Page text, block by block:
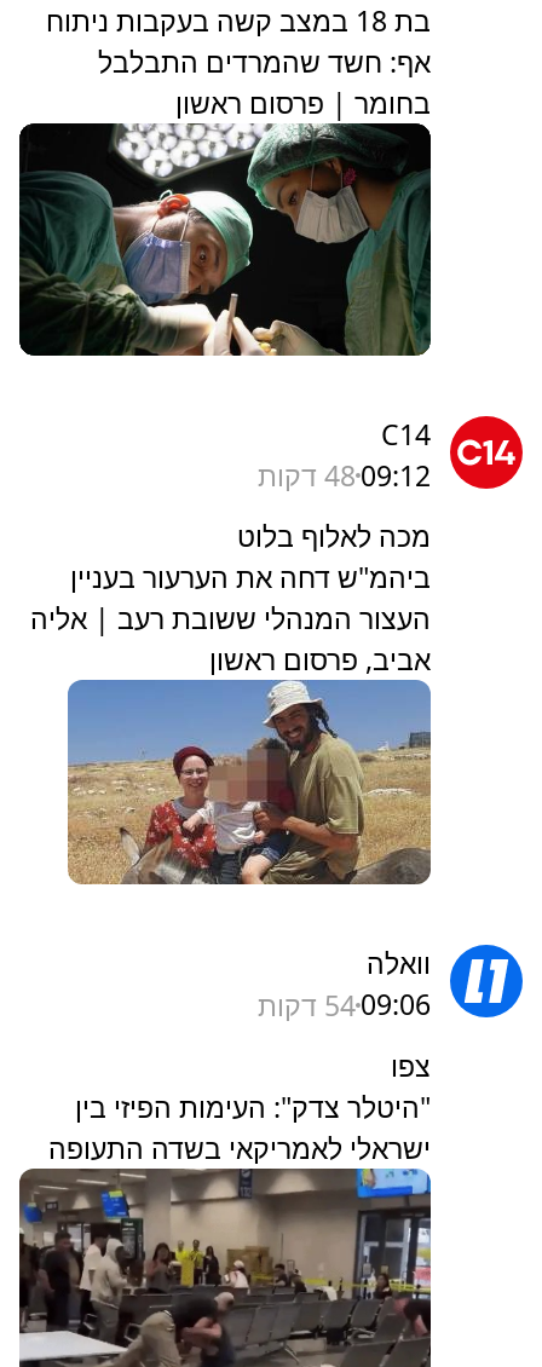
בת 18 במצב קשה בעקבות ניתוח
אף: חשד שהמרדים התבלבל
בחומר | פרסום ראשון
C14
09:1248 דקות
מכה לאלוף בלוט
ביהמ"ש דחה את הערעור בעניין
העצור המנהלי ששובת רעב | אליה
אביב, פרסום ראשון
וואלה
09:0654 דקות
צפו
"היטלר צדק": העימות הפיזי בין
ישראלי לאמריקאי בשדה התעופה